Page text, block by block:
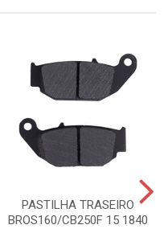
PASTILHA TRASEIRO
BROS160/CB250F 15 1840